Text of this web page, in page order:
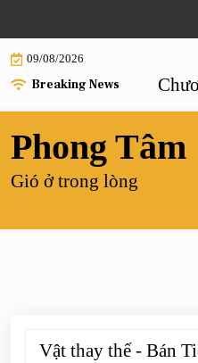
to
content
09/08/2026
Breaking News
NHƯ ANH –
Phong Tâm
Gió ở trong lòng
Vật thay thế - Bán